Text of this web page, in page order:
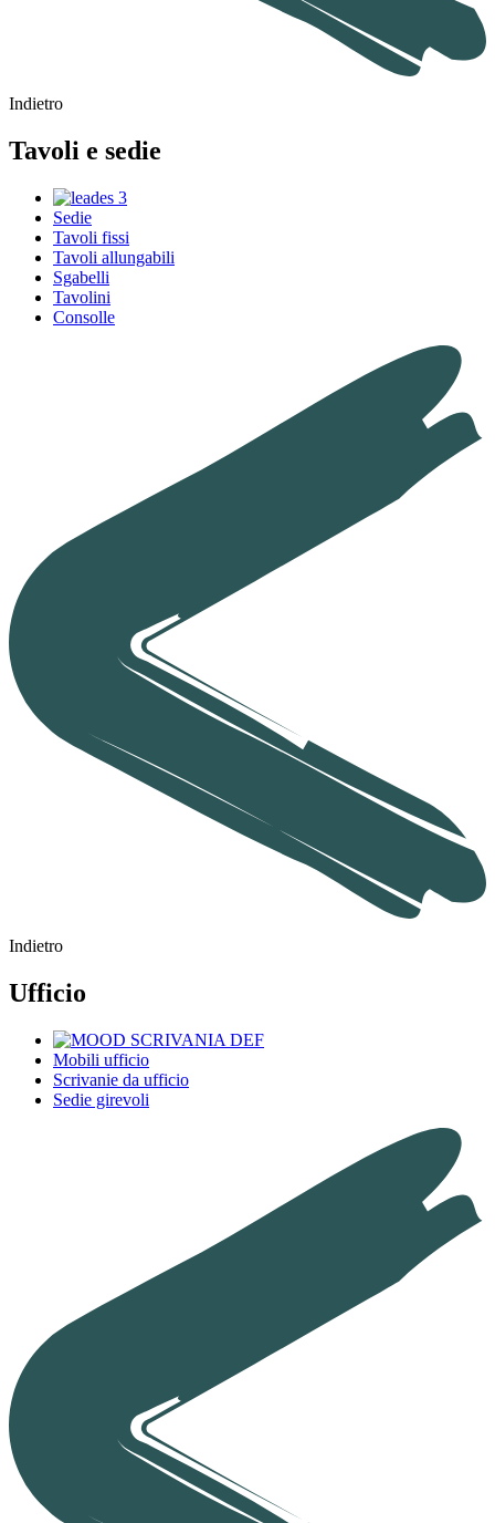
Indietro
Tavoli e sedie
Sedie
Tavoli fissi
Tavoli allungabili
Sgabelli
Tavolini
Consolle
Indietro
Ufficio
Mobili ufficio
Scrivanie da ufficio
Sedie girevoli